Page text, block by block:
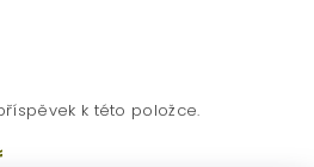
k této položce.